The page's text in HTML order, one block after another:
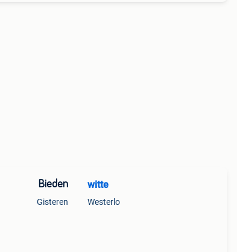
Bieden
Gisteren
witte
Westerlo